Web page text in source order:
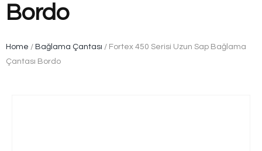
Bordo
Home / Bağlama Çantası / Fortex 450 Serisi Uzun Sap Bağlama
Çantası Bordo